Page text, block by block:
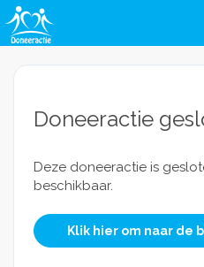
Doneeractie
Deze doneeractie is
beschikbaar.
Klik hier om naar de